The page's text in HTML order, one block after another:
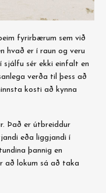
fyrirbærum sem við
hvað er í raun og veru
sjálfu sér ekki einfalt en
verða til þess að
kosti að kynna
Það er útbreiddur
eða liggjandi í
þannig en
að lokum sá að taka